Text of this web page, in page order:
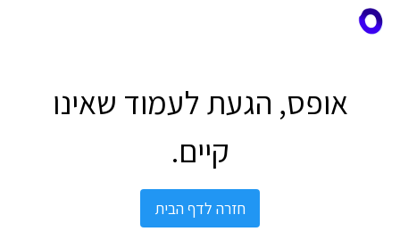
אופס, הגעת לעמוד שאינו
קיים.
חזרה לדף הבית